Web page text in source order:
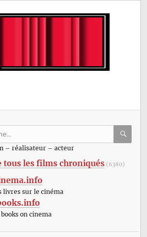
– réalisateur – acteur
tous les films chroniqués (6380)
livres sur le cinéma
on cinema